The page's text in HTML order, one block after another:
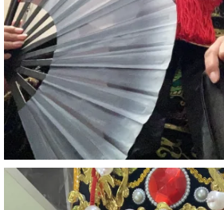
さらに読み込む